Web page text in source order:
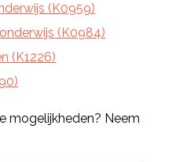
(K0959)
(K0984)
(K1226)
mogelijkheden? Neem